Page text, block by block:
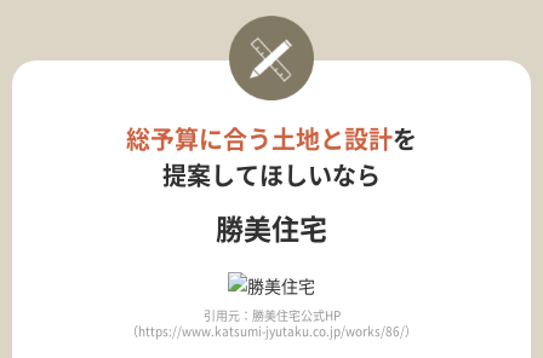
総予算に合う土地と設計を
提案してほしいなら
勝美住宅
引用元：勝美住宅公式HP
（https://www.katsumi-jyutaku.co.jp/works/86/）